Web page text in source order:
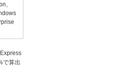
、
で算出